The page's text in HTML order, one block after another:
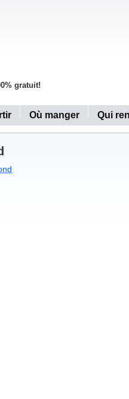
gratuit!
Où manger Qui